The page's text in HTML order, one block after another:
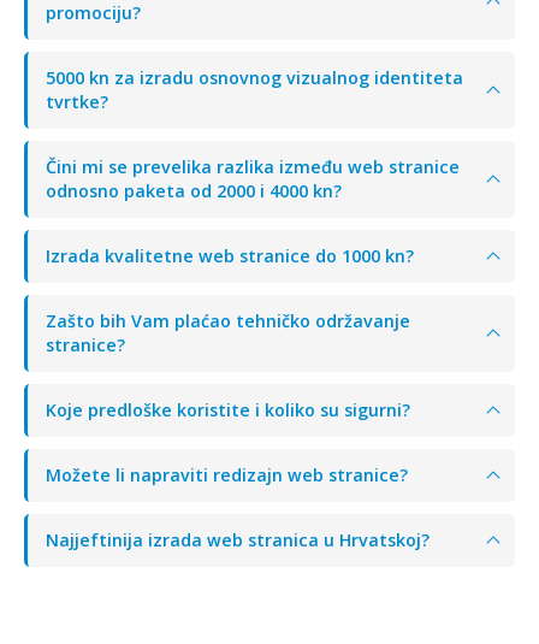
promociju?
5000 kn za izradu osnovnog vizualnog identiteta
tvrtke?
Čini mi se prevelika razlika između web stranice
odnosno paketa od 2000 i 4000 kn?
Izrada kvalitetne web stranice do 1000 kn?
Zašto bih Vam plaćao tehničko održavanje
stranice?
Koje predloške koristite i koliko su sigurni?
Možete li napraviti redizajn web stranice?
Najjeftinija izrada web stranica u Hrvatskoj?